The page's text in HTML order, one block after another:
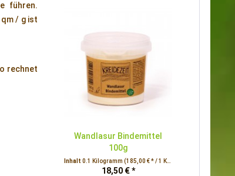
führen.
/ g ist
rechnet
Wandlasur Bindemittel
100g
Inhalt 0.1 Kilogramm (185,00 € * / 1 Kilogramm)
18,50 € *